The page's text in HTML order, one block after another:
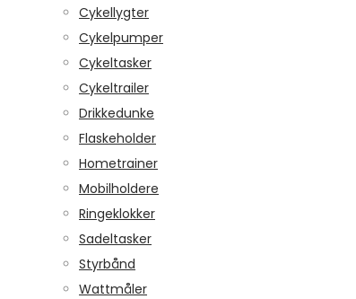
Cykellygter
Cykelpumper
Cykeltasker
Cykeltrailer
Drikkedunke
Flaskeholder
Hometrainer
Mobilholdere
Ringeklokker
Sadeltasker
Styrbånd
Wattmåler